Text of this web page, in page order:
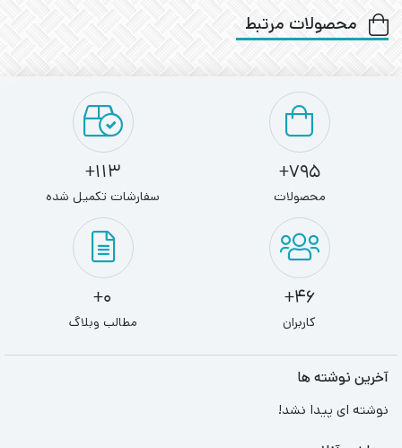
محصولات مرتبط
795+
محصولات
113+
سفارشات تکمیل شده
46+
کاربران
0+
مطالب وبلاگ
آخرین نوشته ها
نوشته ای پیدا نشد!